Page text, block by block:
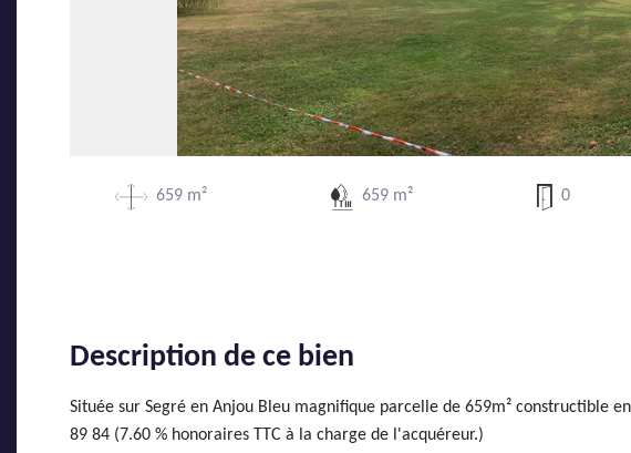
659 m² 659 m² 0
Description de ce bien
Située sur Segré en Anjou Bleu magnifique parcelle de 659m² constructible
89 84 (7.60 % honoraires TTC à la charge de l'acquéreur.)